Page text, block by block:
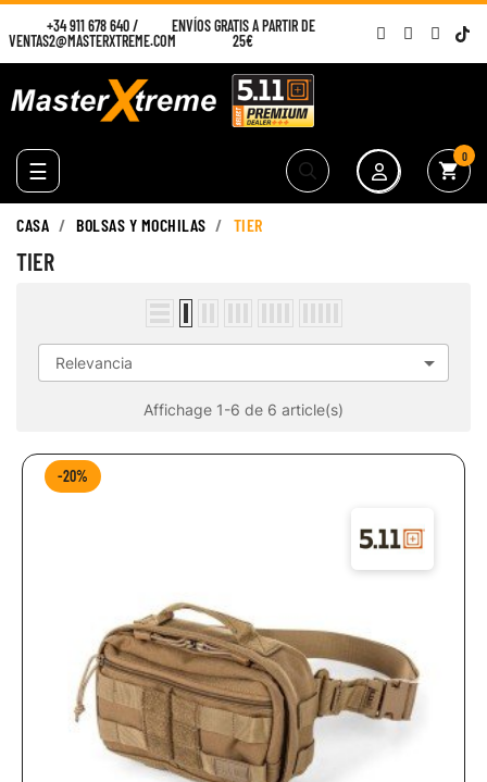
+34 911 678 640/
VENTAS2@MASTERXTREME.COM
ENVÍOS GRATIS A PARTIR DE
25€
Navegación
de
palanca
☰ shopping_cart
0
CASA BOLSAS Y MOCHILAS TIER
TIER
Relevancia 
Affichage 1-6 de 6 article(s)
-20%